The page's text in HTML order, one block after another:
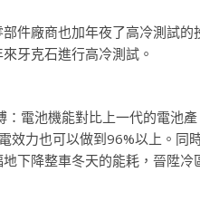
件廠商也加年夜了高冷測試的
牙克石進行高冷測試。
：電池機能對比上一代的電池產
效力也可以做到96%以上。同
下降整車冬天的能耗，晉陞冷